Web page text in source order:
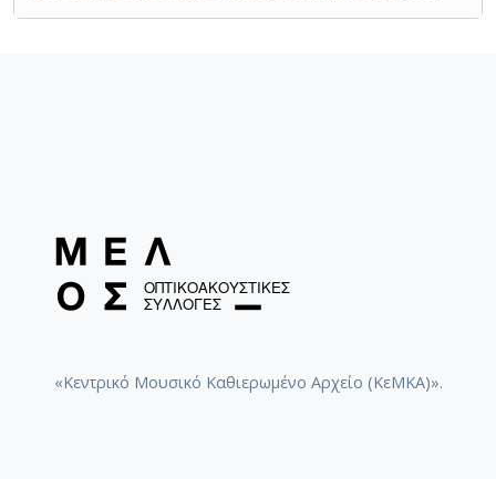
«Κεντρικό Μουσικό Καθιερωμένο Αρχείο (ΚεΜΚΑ)».